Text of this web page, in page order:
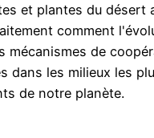
et plantes du désert
comment
mécanismes de
dans les milieux les
de notre planète.